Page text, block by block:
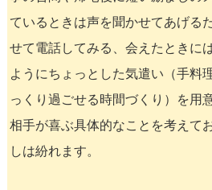
ているときは声を聞かせてあげる
せて電話してみる、会えたときに
ようにちょっとした気遣い（手料
っくり過ごせる時間づくり）を用
相手が喜ぶ具体的なことを考えて
しは紛れます。